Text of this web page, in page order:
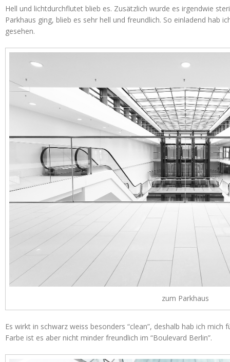
Hell und lichtdurchflutet blieb es. Zusätzlich wurde es irgendwie
Parkhaus ging, blieb es sehr hell und freundlich. So einladend hab
gesehen.
zum Parkhaus
Es wirkt in schwarz weiss besonders “clean”, deshalb hab ich mich
Farbe ist es aber nicht minder freundlich im “Boulevard Berlin”.